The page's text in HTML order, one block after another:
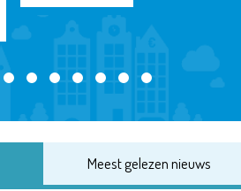
Meest gelezen nieuws